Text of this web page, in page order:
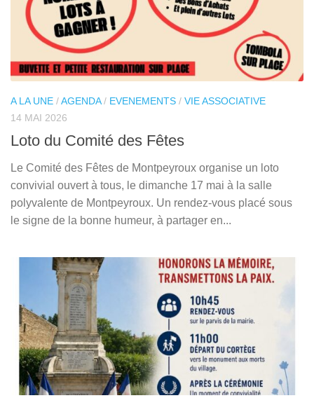
A LA UNE /AGENDA/ EVENEMENTS / VIE ASSOCIATIVE
14 MAI 2026
Loto du Comité des Fêtes
Le Comité des Fêtes de Montpeyroux organise un loto
convivial ouvert à tous, le dimanche 17 mai à la salle
polyvalente de Montpeyroux. Un rendez-vous placé sous
le signe de la bonne humeur, à partager en...